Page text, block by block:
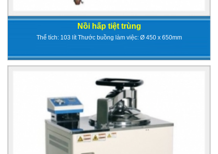
Nồi hấp tiệt trùng
Thể tích: 103 lít Thước buồng làm việc: Ø 450 x 650mm